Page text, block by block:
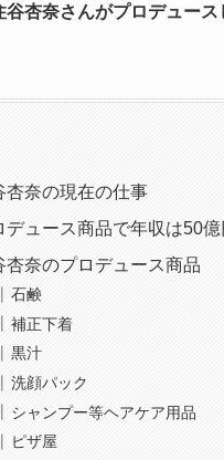
谷杏奈さんがプロデュース
杏奈の現在の仕事
デュース商品で年収は50億
杏奈のプロデュース商品
石鹸
補正下着
黒汁
洗顔パック
シャンプー等ヘアケア用品
ピザ屋